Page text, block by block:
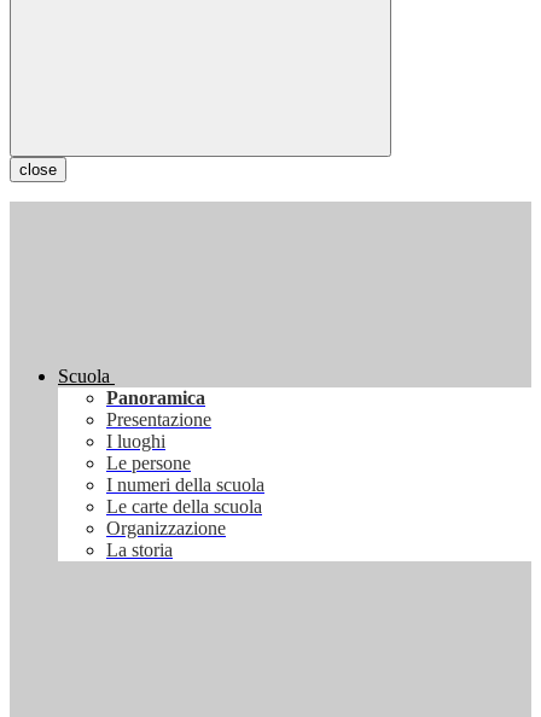
close
Scuola
Panoramica
Presentazione
I luoghi
Le persone
I numeri della scuola
Le carte della scuola
Organizzazione
La storia